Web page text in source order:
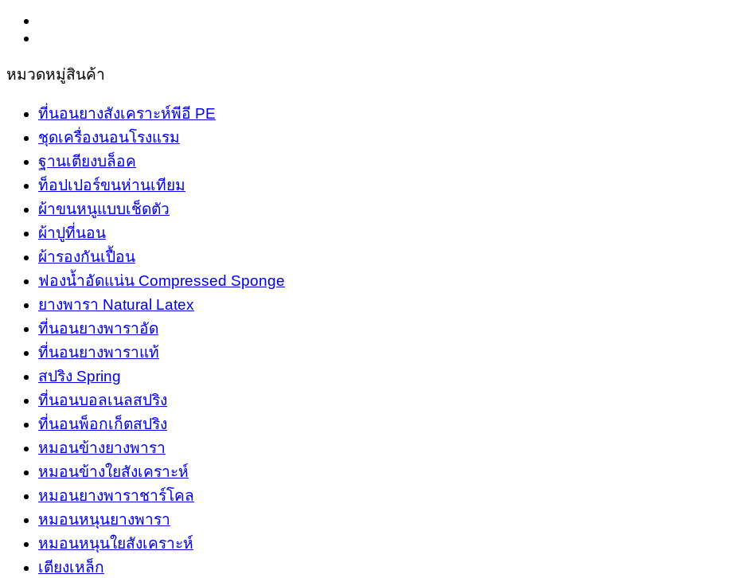
เคา
ไฮ
บริด
พิเศษ
ผ้า
ฝ้าย
เงา
สี
ครีม
แพ็
ครู
ป
แบบ
สุญญากาศ
จัด
ส่ง
แบบ
กล่อง
quantity
หมวดหมู่สินค้า
ที่นอนยางสังเคราะห์พีอี PE
ชุดเครื่องนอนโรงแรม
ฐานเตียงบล็อค
ท็อปเปอร์ขนห่านเทียม
ผ้าขนหนูแบบเช็ดตัว
ผ้าปูที่นอน
ผ้ารองกันเปื้อน
ฟองน้ำอัดแน่น Compressed Sponge
ยางพารา Natural Latex
ที่นอนยางพาราอัด
ที่นอนยางพาราแท้
สปริง Spring
ที่นอนบอลเนลสปริง
ที่นอนพ็อกเก็ตสปริง
หมอนข้างยางพารา
หมอนข้างใยสังเคราะห์
หมอนยางพาราชาร์โคล
หมอนหนุนยางพารา
หมอนหนุนใยสังเคราะห์
เตียงเหล็ก